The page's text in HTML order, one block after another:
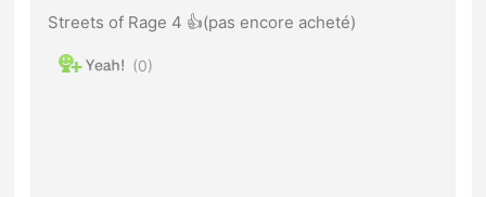
Streets of Rage 4 👍(pas encore acheté)
0